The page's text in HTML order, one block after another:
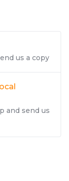
us a copy
and send us